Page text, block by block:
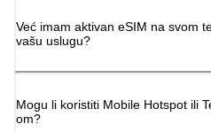
Već imam aktivan eSIM na svom
vašu uslugu?
Mogu li koristiti Mobile Hotspot ili
om?